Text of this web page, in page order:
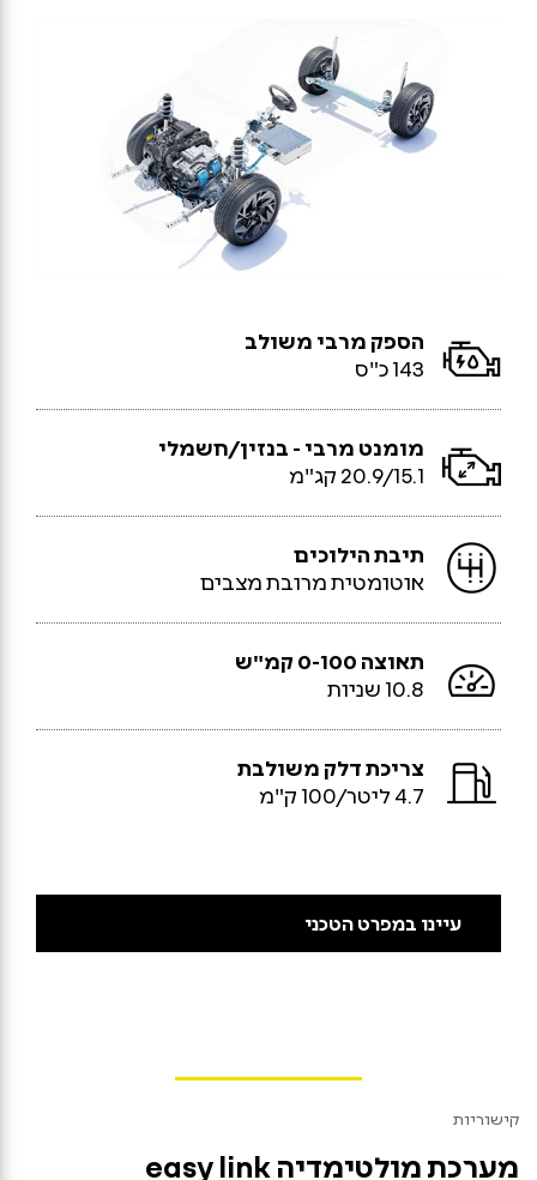
הספק מרבי משולב
143 כ"ס
מומנט מרבי - בנזין/חשמלי
20.9/15.1 קג"מ
תיבת הילוכים
אוטומטית מרובת מצבים
תאוצה 0-100 קמ"ש
10.8 שניות
צריכת דלק משולבת
4.7 ליטר/100 ק"מ
עיינו במפרט הטכני
קישוריות
מערכת מולטימדיה easy link